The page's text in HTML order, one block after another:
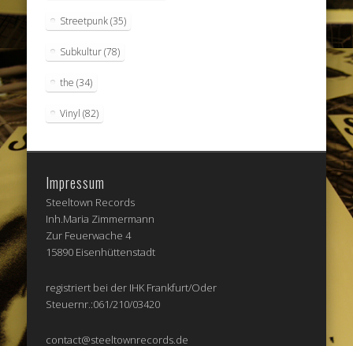
Streetpunk(35)
Subkultur(78)
the (34)
Vinyl (82)
Impressum
Steeltown Records
Inh.Maria Zimmermann
Zur Feuerwache 4
15890 Eisenhüttenstadt
registriert bei der IHK Frankfurt/Oder
Steuernr.:061/210/03420
contact@steeltownrecords.de